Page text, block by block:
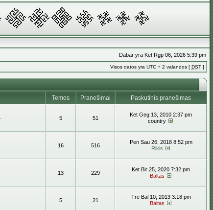
Dabar yra Ket Rgp 06, 2026 5:39 pm
Visos datos yra UTC + 2 valandos [ DST ]
Temos Pranešimai
Paskutinis pranešimas
5 51
Ket Geg 13, 2010 2:37 pm
country
16 516
Pen Sau 26, 2018 8:52 pm
Rikis
13 229
Ket Bir 25, 2020 7:32 pm
Baltas
5 21
Tre Bal 10, 2013 3:18 pm
Baltas